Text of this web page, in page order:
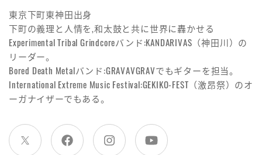
東京下町東神田出身
下町の義理と人情を,和太鼓と共に世界に轟かせる
Experimental Tribal Grindcoreバンド:KANDARIVAS（神田川）の
リーダー。
Bored Death Metalバンド:GRAVAVGRAVでもギターを担当。
International Extreme Music Festival:GEKIKO-FEST（激昂祭）のオ
ーガナイザーでもある。